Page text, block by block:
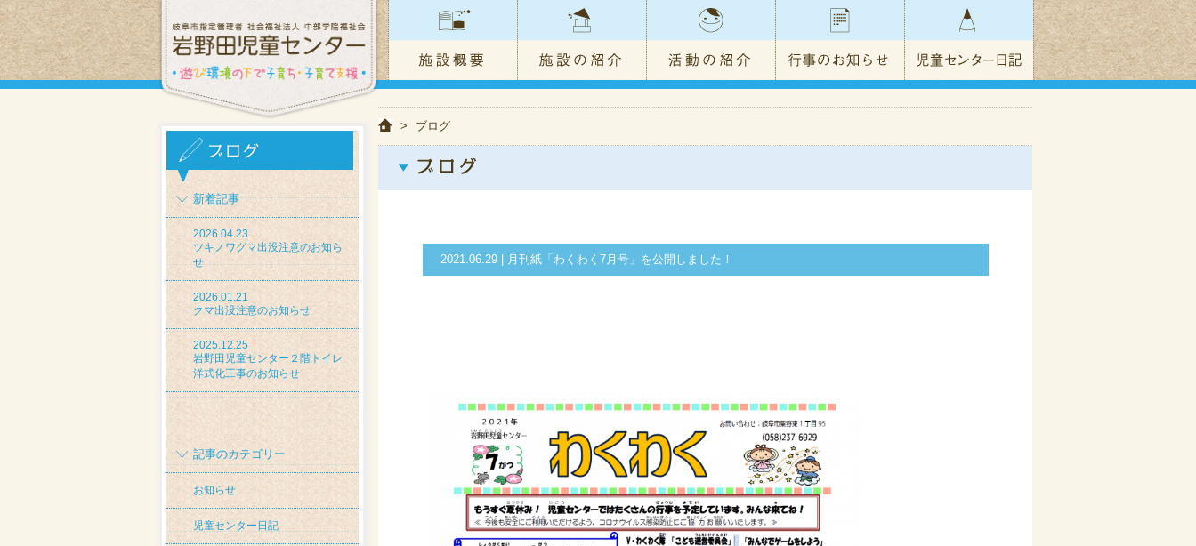
新着記事
2026.04.23
ツキノワグマ出没注意のお知ら
せ
2026.01.21
クマ出没注意のお知らせ
2025.12.25
岩野田児童センター２階トイレ
洋式化工事のお知らせ
記事のカテゴリー
お知らせ
児童センター日記
> ブログ
2021.06.29 | 月刊紙「わくわく7月号」を公開しました！